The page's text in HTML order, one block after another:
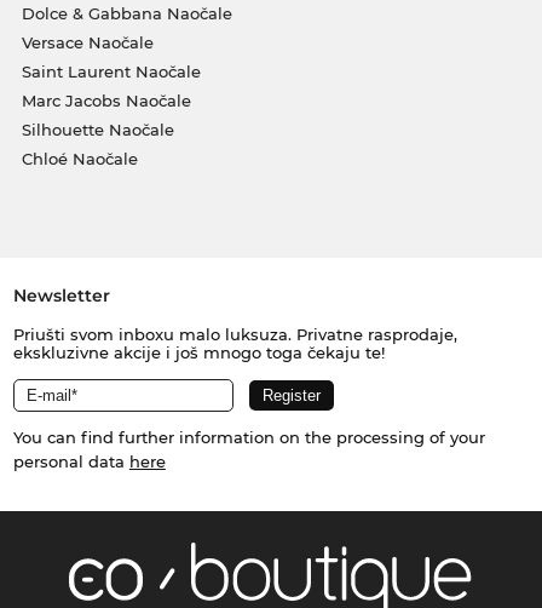
Dolce & Gabbana Naočale
Versace Naočale
Saint Laurent Naočale
Marc Jacobs Naočale
Silhouette Naočale
Chloé Naočale
Newsletter
Priušti svom inboxu malo luksuza. Privatne rasprodaje,
ekskluzivne akcije i još mnogo toga čekaju te!
You can find further information on the processing of your
personal data here